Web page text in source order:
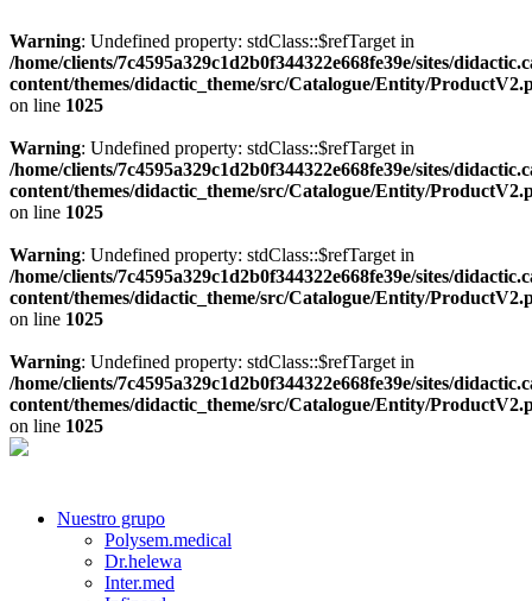
Warning: Undefined property: stdClass::$refTarget in
/home/clients/7c4595a329c1d2b0f344322e668fe39e/sites/
content/themes/didactic_theme/src/Catalogue/Entity/
on line 1025
Warning: Undefined property: stdClass::$refTarget in
/home/clients/7c4595a329c1d2b0f344322e668fe39e/sites/
content/themes/didactic_theme/src/Catalogue/Entity/
on line 1025
Warning: Undefined property: stdClass::$refTarget in
/home/clients/7c4595a329c1d2b0f344322e668fe39e/sites/
content/themes/didactic_theme/src/Catalogue/Entity/
on line 1025
Warning: Undefined property: stdClass::$refTarget in
/home/clients/7c4595a329c1d2b0f344322e668fe39e/sites/
content/themes/didactic_theme/src/Catalogue/Entity/
on line 1025
Nuestro grupo
Polysem.medical
Dr.helewa
Inter.med